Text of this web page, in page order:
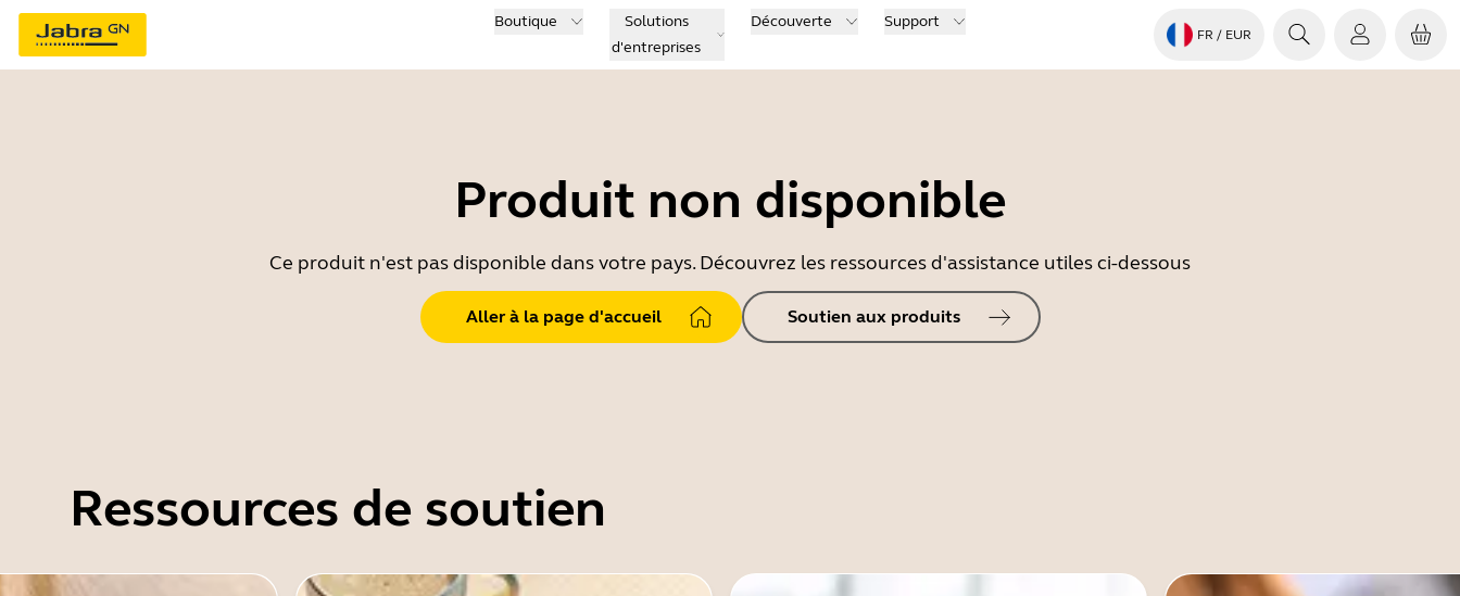
Boutique
Solutions
d'entreprises
Découverte Support
FR / EUR
Produit non disponible
Ce produit n'est pas disponible dans votre pays. Découvrez les ressources d'assistance utiles ci-dessous
Aller à la page d'accueil Soutien aux produits
Ressources de soutien